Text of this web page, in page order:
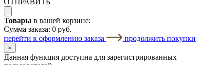
ОТПРАВИТЬ
Товары в вашей корзине:
Сумма заказа: 0 руб.
перейти к оформлению заказа
продолжить покупки
×
Данная функция доступна для зарегистрированных